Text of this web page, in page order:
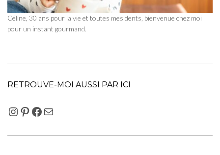
Céline, 30 ans pour la vie et toutes mes dents, bienvenue chez moi
pour un instant gourmand.
RETROUVE-MOI AUSSI PAR ICI
INSTAGRAM
PINTEREST
FACEBOOK
E-MAIL